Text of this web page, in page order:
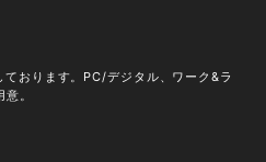
おります。PC/デジタル、ワーク&ラ
。